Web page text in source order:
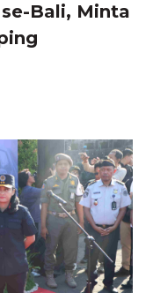
Bali, Minta